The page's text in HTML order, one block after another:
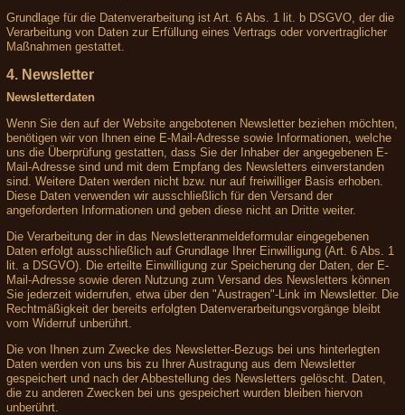
Grundlage für die Datenverarbeitung ist Art. 6 Abs. 1 lit. b DSGVO, der die
Verarbeitung von Daten zur Erfüllung eines Vertrags oder vorvertraglicher
Maßnahmen gestattet.
4. Newsletter
Newsletterdaten
Wenn Sie den auf der Website angebotenen Newsletter beziehen möchten,
benötigen wir von Ihnen eine E-Mail-Adresse sowie Informationen, welche
uns die Überprüfung gestatten, dass Sie der Inhaber der angegebenen E-
Mail-Adresse sind und mit dem Empfang des Newsletters einverstanden
sind. Weitere Daten werden nicht bzw. nur auf freiwilliger Basis erhoben.
Diese Daten verwenden wir ausschließlich für den Versand der
angeforderten Informationen und geben diese nicht an Dritte weiter.
Die Verarbeitung der in das Newsletteranmeldeformular eingegebenen
Daten erfolgt ausschließlich auf Grundlage Ihrer Einwilligung (Art. 6 Abs. 1
lit. a DSGVO). Die erteilte Einwilligung zur Speicherung der Daten, der E-
Mail-Adresse sowie deren Nutzung zum Versand des Newsletters können
Sie jederzeit widerrufen, etwa über den "Austragen"-Link im Newsletter. Die
Rechtmäßigkeit der bereits erfolgten Datenverarbeitungsvorgänge bleibt
vom Widerruf unberührt.
Die von Ihnen zum Zwecke des Newsletter-Bezugs bei uns hinterlegten
Daten werden von uns bis zu Ihrer Austragung aus dem Newsletter
gespeichert und nach der Abbestellung des Newsletters gelöscht. Daten,
die zu anderen Zwecken bei uns gespeichert wurden bleiben hiervon
unberührt.